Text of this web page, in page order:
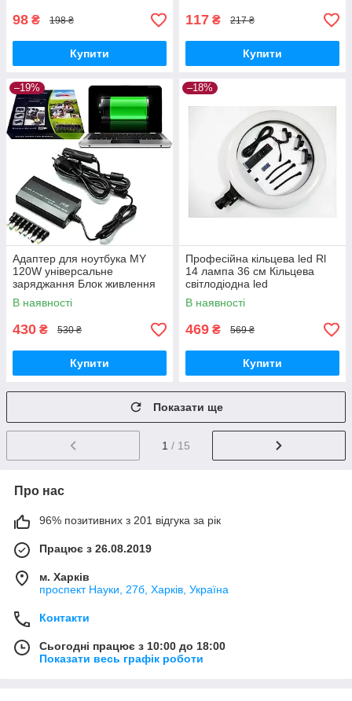
98 ₴ 198 ₴
Купити
117 ₴ 217 ₴
Купити
–19%
Адаптер для ноутбука MY
120W універсальне
заряджання Блок живлення
від мережі та прикурювача
12-24 В
В наявності
430 ₴ 530 ₴
Купити
–18%
Професійна кільцева led Rl
14 лампа 36 см Кільцева
світлодіодна led
В наявності
469 ₴ 569 ₴
Купити
Показати ще
1 / 15
Про нас
96% позитивних з 201 відгука за рік
Працює з 26.08.2019
м. Харків
проспект Науки, 27б, Харків, Україна
Контакти
Сьогодні працює з 10:00 до 18:00
Показати весь графік роботи